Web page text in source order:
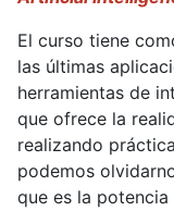
El curso tiene
las últimas
herramientas de
que ofrece la
realizando
podemos
que es la